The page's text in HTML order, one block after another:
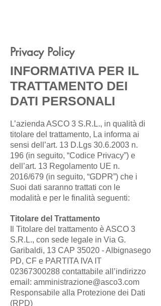
Privacy Policy
INFORMATIVA PER IL
TRATTAMENTO DEI
DATI PERSONALI
L’azienda ASCO 3 S.R.L., in qualità di
titolare del trattamento, La informa ai
sensi dell’art. 13 D.Lgs 30.6.2003 n.
196 (in seguito, “Codice Privacy”) e
dell’art. 13 Regolamento UE n.
2016/679 (in seguito, “GDPR”) che i
Suoi dati saranno trattati con le
modalità e per le finalità seguenti:
Titolare del Trattamento
Il Titolare del trattamento è ASCO 3
S.R.L., con sede legale in Via G.
Garibaldi, 13 CAP 35020 - Albignasego
PD, CF e PARTITA IVA IT
02367300288 contattabile all’indirizzo
email: amministrazione@asco3.com
Responsabile alla Protezione dei Dati
(RPD)